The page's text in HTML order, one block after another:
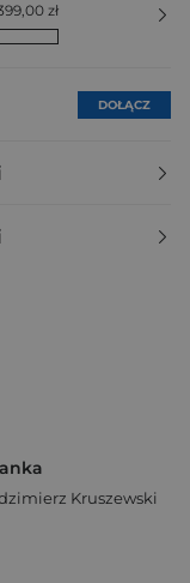
zł
DOŁĄCZ
Kruszewski